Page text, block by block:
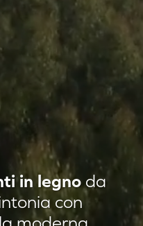
Classic
Quadrotte
in legno da
con